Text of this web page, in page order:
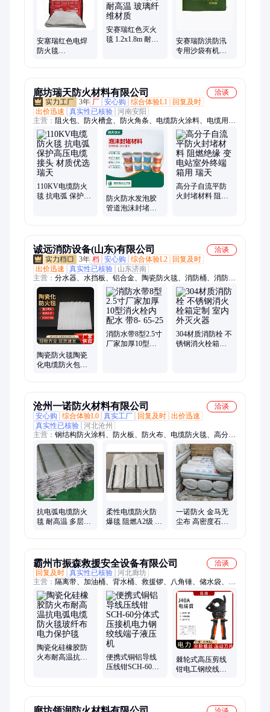
安塞瑞红色电焊
防火毯
安赛瑞红色灭火
毯 1.2x1.8m 耐火
安赛瑞防洪防汛
专用沙袋有机硅
廊坊瑞天防火材料有限公司
洽谈
3年 厂 安心购 综合体验L1
回复及时
出价迅速
真实性已核验 河南安阳
主营： 阻火包、防火槽盒、防火角条、电缆防火涂料、电缆用防
火包带、防潮封堵剂、防火涂层板、防火密封胶、柔性有机堵
料、防火封堵板材、无机防火堵料、自粘性阻燃包带、长效防污
闪涂料、电力防污闪涂料、防污闪涂料、绝缘子防污闪涂料、防
火防水发泡胶、发泡型防火密封胶、膨胀型防潮封堵剂、AB组
泡沫封堵材料、高强度发泡胶、防火发泡胶、防火阻燃发泡胶、
墙面防火发泡胶、高分子柔性防潮防火封
110KV电缆防火
毯 抗电弧 保护高
防火防水发泡胶
管道泡沫封堵材
高分子自流平防
火封堵材料 阻燃
诚远消防设备(山东)有限公司
洽谈
3年 档 安心购 综合体验L2
回复及时
出价迅速
真实性已核验
山东济南
主营： 分水器、水挡板、铝合金、陶瓷防火毯、消防桶、消防
柜、点火器、防坠网、灭火器、消防箱、绝缘梯、救生杆、安全
带、洗眼机、缓降器、过滤器、救生圈、割草机、消防水带、消
防服、消防工具、灭火毯、防毒面具
陶瓷防火毯陶瓷
化电缆防火包覆
消防水带8型2.5寸
厂家加厚10型消
304材质消防栓 不
锈钢消火栓箱定
沧州一诺防火材料有限公司
洽谈
安心购
综合体验L0 真实工厂 回复及时 出价迅速
真实性已核验 河北沧州
主营： 钢结构防火涂料、防火板、防火布、电缆防火毯、高分子
防潮封堵剂、非凝固型防潮硅胶泥、防火包、防火泥、无机防火
堵料、防火涂层板、防火密封胶、防火堤防火涂料、隧道防火涂
料、防污闪涂料、防火包带、石棉布、灭火毯、防火隔板、防火
槽盒、防爆胶泥、挡烟垂壁、阻火模块、硅胶布、防火角、膨胀
型防火涂料
抗电弧电缆防火
毯 耐高温 多层结
柔性电缆防火防
爆毯 阻燃A2级 耐
一诺防火 金马无
尘布 高密度石棉
霸州市振森救援安全设备有限公司
洽谈
回复及时 真实性已核验 河北廊坊
主营： 隔离带、加油桶、背水桶、救援锣、八角锤、储水袋、安
全绳、破门斧、铝合金、照明灯车、防护眼镜、消防头盔、绝缘
手套、防撞锥筒、灭火水泵、手提喇叭、防烟面罩、防汛铁锹、
单人折叠床、漂浮救生绳、防毒全面具、手摇报警器、风力灭火
机、漏电断路器、应急救援灯
陶瓷化硅橡胶防
火布耐高温抗电
便携式铜铝导线
压线钳SCH-60分
棘轮式高压剪线
钳电工钢绞线断